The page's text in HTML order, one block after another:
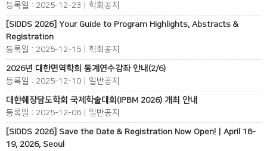
등록일 : 2025-12-23 | 학회공지
[SIDDS 2026] Your Guide to Program Highlights, Abstracts &
Registration
등록일 : 2025-12-15 | 학회공지
2026년 대한면역학회 동계연수강좌 안내(2/6)
등록일 : 2025-12-10 | 일반공지
대한췌장담도학회 국제학술대회(IPBM 2026) 개최 안내
등록일 : 2025-12-08 | 일반공지
[SIDDS 2026] Save the Date & Registration Now Open! | April 18-
19, 2026, Seoul